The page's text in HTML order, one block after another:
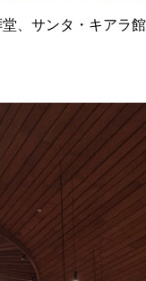
、サンタ・キアラ館